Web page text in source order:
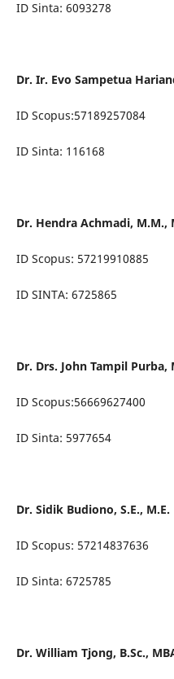
ID Sinta: 6093278
Dr. Ir. Evo Sampetua
ID Scopus:57189257084
ID Sinta: 116168
Dr. Hendra Achmadi, M.M.,
ID Scopus: 57219910885
ID SINTA: 6725865
Dr. Drs. John Tampil Purba,
ID Scopus:56669627400
ID Sinta: 5977654
Dr. Sidik Budiono, S.E., M.E.
ID Scopus: 57214837636
ID Sinta: 6725785
Dr. William Tjong, B.Sc.,